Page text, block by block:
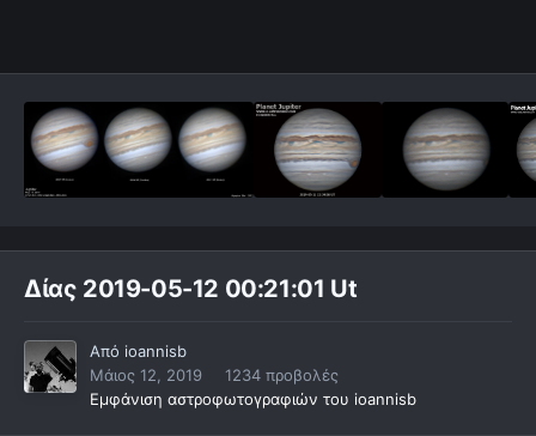
Δίας 2019-05-12 00:21:01 Ut
Από ioannisb
Μάιος 12, 2019
1234 προβολές
Εμφάνιση αστροφωτογραφιών του ioannisb